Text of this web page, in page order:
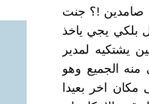
صامدين !؟ جنت
بلكي يجي ياخذ
يشتكيه لمدير
منه الجميع وهو
اخر بعيدا